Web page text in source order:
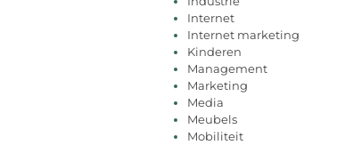
Internet
Internet marketing
Kinderen
Management
Marketing
Media
Meubels
Mobiliteit